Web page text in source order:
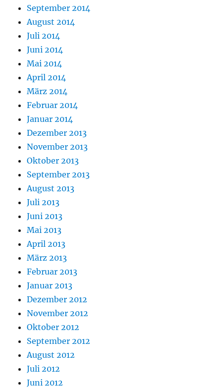
September 2014
August 2014
Juli 2014
Juni 2014
Mai 2014
April 2014
März 2014
Februar 2014
Januar 2014
Dezember 2013
November 2013
Oktober 2013
September 2013
August 2013
Juli 2013
Juni 2013
Mai 2013
April 2013
März 2013
Februar 2013
Januar 2013
Dezember 2012
November 2012
Oktober 2012
September 2012
August 2012
Juli 2012
Juni 2012